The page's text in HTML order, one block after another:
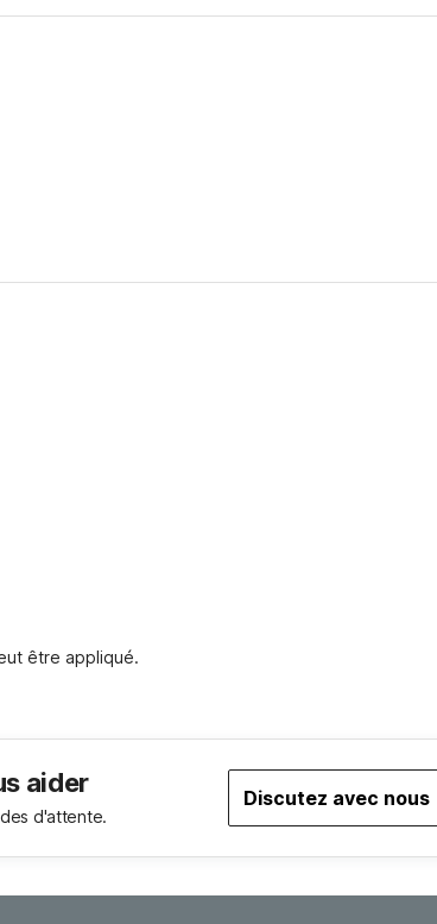
être appliqué.
aider
d'attente.
Discutez avec nous